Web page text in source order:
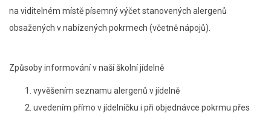
na viditelném místě písemný výčet stanovených alergenů
obsažených v nabízených pokrmech (včetně nápojů).
Způsoby informování v naší školní jídelně
vyvěšením seznamu alergenů v jídelně
uvedením přímo v jídelníčku i při objednávce pokrmu přes